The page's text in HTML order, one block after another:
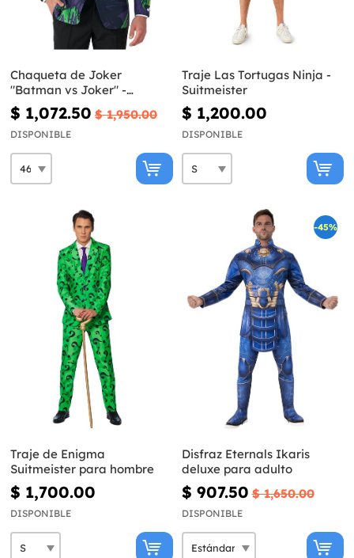
Chaqueta de Joker
"Batman vs Joker" -
Opposuits
$ 1,072.50 $ 1,950.00
DISPONIBLE
Traje Las Tortugas Ninja -
Suitmeister
$ 1,200.00
DISPONIBLE
Traje de Enigma
Suitmeister para hombre
$ 1,700.00
DISPONIBLE
-45%
Disfraz Eternals Ikaris
deluxe para adulto
$ 907.50 $ 1,650.00
DISPONIBLE